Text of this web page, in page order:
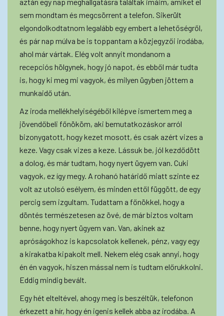
sem mondtam és megcsörrent a telefon. Sikerült
elgondolkodtatnom legalább egy embert a lehetőségről,
és pár nap múlva be is toppantam a közjegyzői irodába,
ahol már vártak. Elég volt annyit mondanom a
recepciós hölgynek, hogy jó napot, és ebből már tudta
is, hogy ki meg mi vagyok, és milyen ügyben jöttem a
munkaidő után.
Az iroda mellékhelyiségéből kilépve ismertem meg a
jövendőbeli főnököm, aki bemutatkozáskor arról
bizonygatott, hogy kezet mosott, és csak azért vizes a
keze. Vagy csak vizes a keze. Lássuk be, jól kezdődött
a dolog, és már tudtam, hogy nyert ügyem van. Cuki
vagyok, ez így megy. A rohanó határidő miatt szinte ez
volt az utolsó esélyem, és minden ettől függött, de egy
percig sem izgultam. Tudattam a főnökkel, hogy a
döntés természetesen az övé, de már biztos voltam
benne, hogy nyert ügyem van. Van, akinek az
apróságokhoz is kapcsolatok kellenek, pénz, vagy egy
a kirakatba kipakolt mell. Nekem elég csak annyi, hogy
én én vagyok, hiszen mással nem is tudtam előrukkolni.
Eddig mindig bevált.
Egy hét elteltével, ahogy meg is beszéltük, telefonon
érkezett a hír, hogy én igenis kellek abba az irodába. A